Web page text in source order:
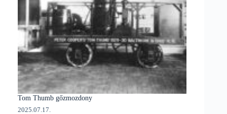
Tom Thumb gőzmozdony
2025.07.17.